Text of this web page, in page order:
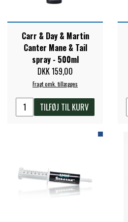
PREMIER
PREMIER
RACING
Carr & Day & Martin
Canter Mane & Tail
spray - 500ml
DKK 159,00
Fragt omk. tillægges
TILFØJ TIL KURV